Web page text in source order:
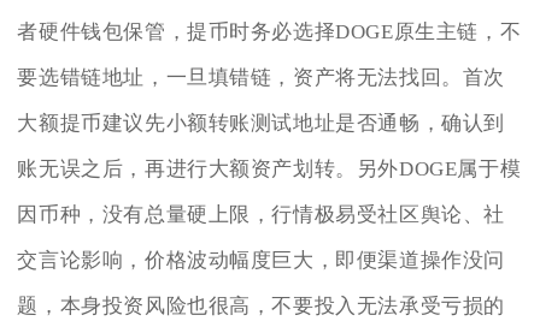
者硬件钱包保管，提币时务必选择DOGE原生主链，不
要选错链地址，一旦填错链，资产将无法找回。首次
大额提币建议先小额转账测试地址是否通畅，确认到
账无误之后，再进行大额资产划转。另外DOGE属于模
因币种，没有总量硬上限，行情极易受社区舆论、社
交言论影响，价格波动幅度巨大，即便渠道操作没问
题，本身投资风险也很高，不要投入无法承受亏损的